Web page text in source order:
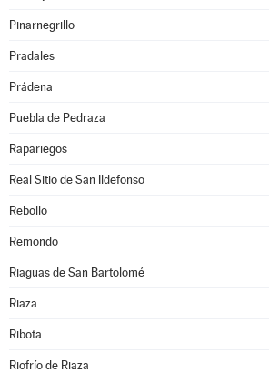
Pinarnegrillo
Pradales
Prádena
Puebla de Pedraza
Rapariegos
Real Sitio de San Ildefonso
Rebollo
Remondo
Riaguas de San Bartolomé
Riaza
Ribota
Riofrío de Riaza